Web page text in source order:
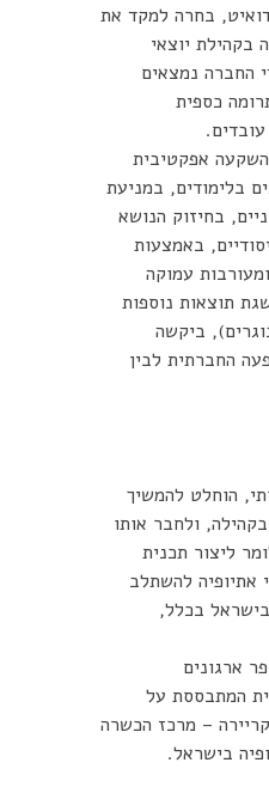
בחרה למקד את
יוצאי
החברה נמצאים
כספית
אפקטיבית
בלימודים, במניעת
בחיזוק הנושא
באמצעות
עמוקה
תוצאות נוספות
ביקשה
החברתית לבין
הוחלט להמשיך
ולחבר אותו
ליצור תכנית
אתיופיה להשתלב
בכלל,
ארגונים
המתבססת על
– מרכז הכשרה
בישראל.